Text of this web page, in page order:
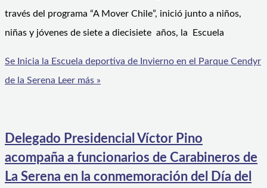
través del programa “A Mover Chile”, inició junto a niños,
niñas y jóvenes de siete a diecisiete años, la Escuela
Se Inicia la Escuela deportiva de Invierno en el Parque Cendyr
de la Serena Leer más »
Delegado Presidencial Víctor Pino
acompaña a funcionarios de Carabineros de
La Serena en la conmemoración del Día del